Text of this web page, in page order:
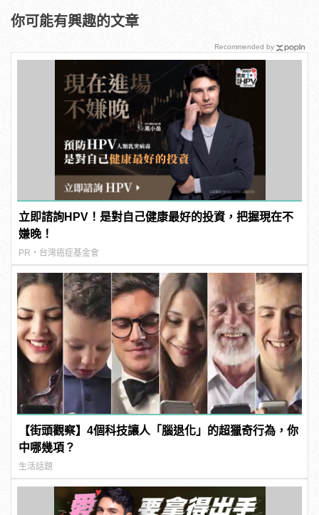
你可能有興趣的文章
立即諮詢HPV！是對自己健康最好的投資，把握現在不
嫌晚！
PR・台灣癌症基金會
【街頭觀察】4個科技讓人「腦退化」的超獵奇行為，你
中哪幾項？
生活話題
Recommended by